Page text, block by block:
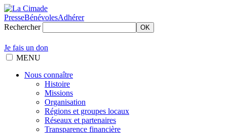
PresseBénévolesAdhérer
Rechercher
OK
Je fais un don
MENU
Nous connaître
Histoire
Missions
Organisation
Régions et groupes locaux
Réseaux et partenaires
Transparence financière